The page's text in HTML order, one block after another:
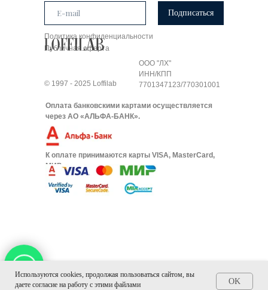
Используются cookies, продолжая пользоваться сайтом, вы
даете согласие на работу с этими файлами
OK
Подписаться
Политика конфиденциальности
Публичная оферта
© 1997 - 2025 Loffilab
ООО "ЛХ"
ИНН/КПП
7701347123/770301001
Оплата банковскими картами осуществляется
через АО «АЛЬФА-БАНК».
К оплате принимаются карты VISA, MasterCard,
МИР.